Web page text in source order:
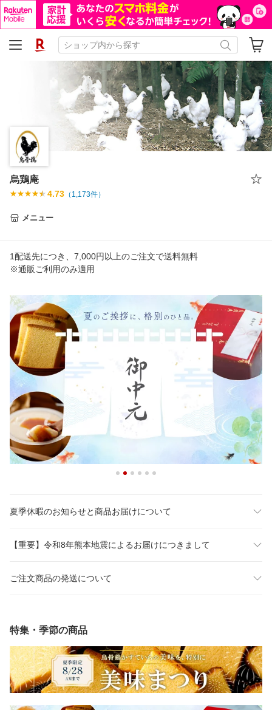
烏鶏庵
4.73 （ 1,173件）
メニュー
1配送先につき、7,000円以上のご注文で送料無料
※通販ご利用のみ適用
夏季休暇のお知らせと商品お届けについて
【重要】令和8年熊本地震によるお届けにつきまして
ご注文商品の発送について
特集・季節の商品